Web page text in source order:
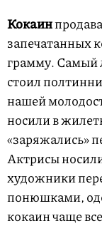
Кокаин
запечатанных
грамму. Самый
стоил
нашей
носили в
«заряжались»
Актрисы
художники
понюшками,
кокаин чаще